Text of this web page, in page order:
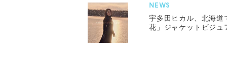
NEWS
宇多田ヒカル、北海道
花」ジャケットビジュ